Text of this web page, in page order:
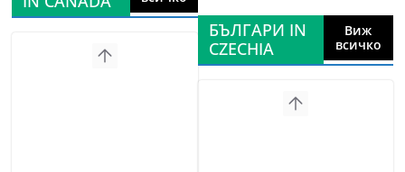
БЪЛГАРИ IN
CZECHIA
Виж
всичко